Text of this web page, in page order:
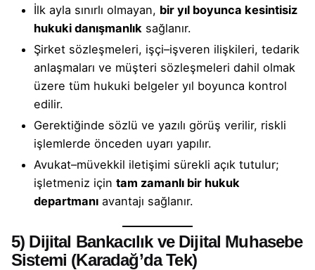
İlk ayla sınırlı olmayan, bir yıl boyunca kesintisiz
hukuki danışmanlık sağlanır.
Şirket sözleşmeleri, işçi–işveren ilişkileri, tedarik
anlaşmaları ve müşteri sözleşmeleri dahil olmak
üzere tüm hukuki belgeler yıl boyunca kontrol
edilir.
Gerektiğinde sözlü ve yazılı görüş verilir, riskli
işlemlerde önceden uyarı yapılır.
Avukat–müvekkil iletişimi sürekli açık tutulur;
işletmeniz için tam zamanlı bir hukuk
departmanı avantajı sağlanır.
5) Dijital Bankacılık ve Dijital Muhasebe
Sistemi (Karadağ’da Tek)